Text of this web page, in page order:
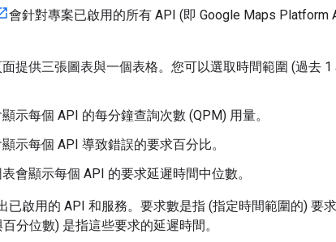
會針對專案已啟用的所有 API (即 Google Maps
面提供三張圖表與一個表格。您可以選取時間範圍 (過去
示每個 API 的每分鐘查詢次數 (QPM) 用量。
示每個 API 導致錯誤的要求百分比。
表會顯示每個 API 的要求延遲時間中位數。
已啟用的 API 和服務。要求數是指 (指定時間範圍的)
百分位數) 是指這些要求的延遲時間。